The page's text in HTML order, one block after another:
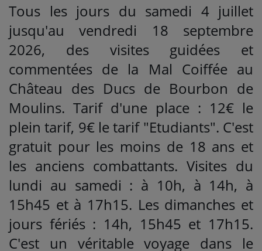
Se connecter
Tous les jours du samedi 4 juillet
jusqu'au vendredi 18 septembre
2026, des visites guidées et
commentées de la Mal Coiffée au
Château des Ducs de Bourbon de
Moulins. Tarif d'une place : 12€ le
plein tarif, 9€ le tarif "Etudiants". C'est
gratuit pour les moins de 18 ans et
les anciens combattants. Visites du
lundi au samedi : à 10h, à 14h, à
15h45 et à 17h15. Les dimanches et
jours fériés : 14h, 15h45 et 17h15.
C'est un véritable voyage dans le